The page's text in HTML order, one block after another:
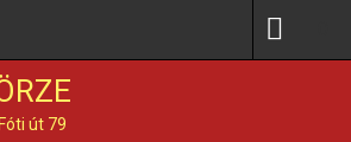
út 79